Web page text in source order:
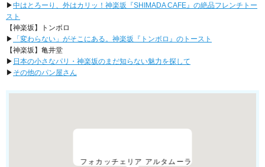
▶︎中はとろーり、外はカリッ！神楽坂『SHIMADA CAFE』の絶品フレンチトー
スト
【神楽坂】トンボロ
▶︎
「変わらない」がそこにある。神楽坂『トンボロ』のトースト
【神楽坂】亀井堂
▶︎ 日本の小さなパリ・神楽坂のまだ知らない魅力を探して
▶︎ その他のパン屋さん
フォカッチェリア アルタムーラ